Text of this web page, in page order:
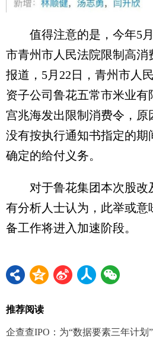
值得注意的是，今年5月
市青州市人民法院限制高消
报道，5月22日，青州市人
资子公司鲁花五常市米业有
宫兆海发出限制消费令，原
没有按执行通知书指定的期
确定的给付义务。
对于鲁花集团本次股改
有分析人士认为，此举或意
备工作将进入加速阶段。
推荐阅读
企查查IPO：为“数据要素三年计划